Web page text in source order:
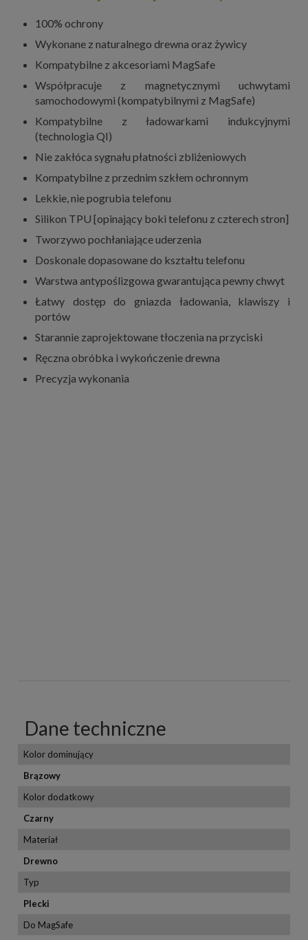
100% ochrony
Wykonane z naturalnego drewna oraz żywicy
Kompatybilne z akcesoriami MagSafe
Współpracuje z magnetycznymi uchwytami
samochodowymi (kompatybilnymi z MagSafe)
Kompatybilne z ładowarkami indukcyjnymi
(technologia QI)
Nie zakłóca sygnału płatności zbliżeniowych
Kompatybilne z przednim szkłem ochronnym
Lekkie, nie pogrubia telefonu
Silikon TPU [opinający boki telefonu z czterech stron]
Tworzywo pochłaniające uderzenia
Doskonale dopasowane do kształtu telefonu
Warstwa antypoślizgowa gwarantująca pewny chwyt
Łatwy dostęp do gniazda ładowania, klawiszy i
portów
Starannie zaprojektowane tłoczenia na przyciski
Ręczna obróbka i wykończenie drewna
Precyzja wykonania
Dane techniczne
Kolor dominujący
Brązowy
Kolor dodatkowy
Czarny
Materiał
Drewno
Typ
Plecki
Do MagSafe